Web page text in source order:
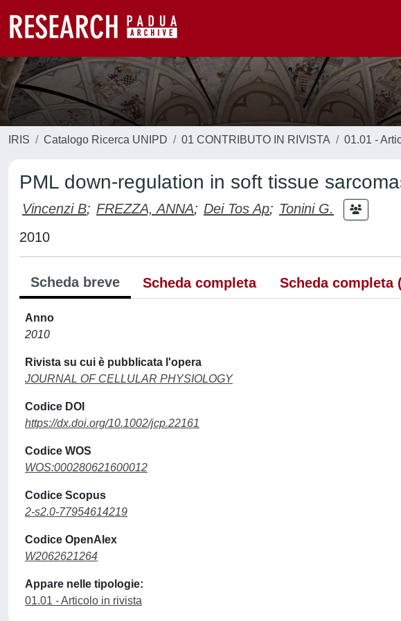
IRIS Catalogo Ricerca UNIPD 01 CONTRIBUTO IN RIVISTA 01.01 -
PML down-regulation in soft tissue
Vincenzi B; FREZZA, ANNA; Dei Tos Ap; Tonini G.
2010
Scheda breve Scheda completa Scheda completa
Anno
2010
Rivista su cui è pubblicata l'opera
JOURNAL OF CELLULAR PHYSIOLOGY
Codice DOI
https://dx.doi.org/10.1002/jcp.22161
Codice WOS
WOS:000280621600012
Codice Scopus
2-s2.0-77954614219
Codice OpenAlex
W2062621264
Appare nelle tipologie:
01.01 - Articolo in rivista